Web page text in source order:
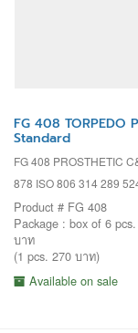
FG 408 TORPEDO
Standard
FG 408 PROSTHETIC
878 ISO 806 314 289
Product # FG 408
Package : box of 6
บาท
(1 pcs. 270 บาท)
Available on sale